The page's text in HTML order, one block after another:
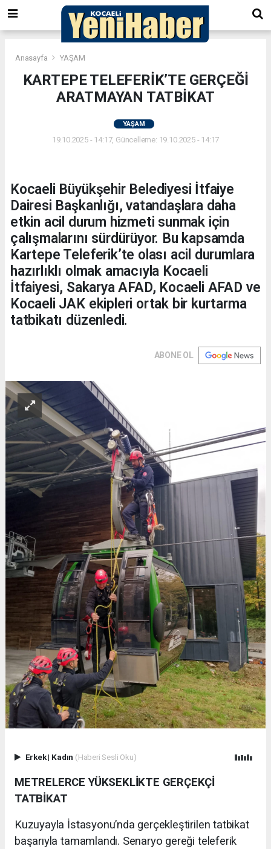
Anasayfa YAŞAM
KARTEPE TELEFERİK’TE GERÇEĞİ
ARATMAYAN TATBİKAT
YAŞAM
19.10.2025 - 14:17, Güncelleme: 19.10.2025 - 14:17
Kocaeli Büyükşehir Belediyesi İtfaiye
Dairesi Başkanlığı, vatandaşlara daha
etkin acil durum hizmeti sunmak için
çalışmalarını sürdürüyor. Bu kapsamda
Kartepe Teleferik’te olası acil durumlara
hazırlıklı olmak amacıyla Kocaeli
İtfaiyesi, Sakarya AFAD, Kocaeli AFAD ve
Kocaeli JAK ekipleri ortak bir kurtarma
tatbikatı düzenledi.
ABONE OL
Erkek| Kadın (Haberi Sesli Oku)
METRELERCE YÜKSEKLİKTE GERÇEKÇİ
TATBİKAT
Kuzuyayla İstasyonu’nda gerçekleştirilen tatbikat
başarıyla tamamlandı. Senaryo gereği teleferik